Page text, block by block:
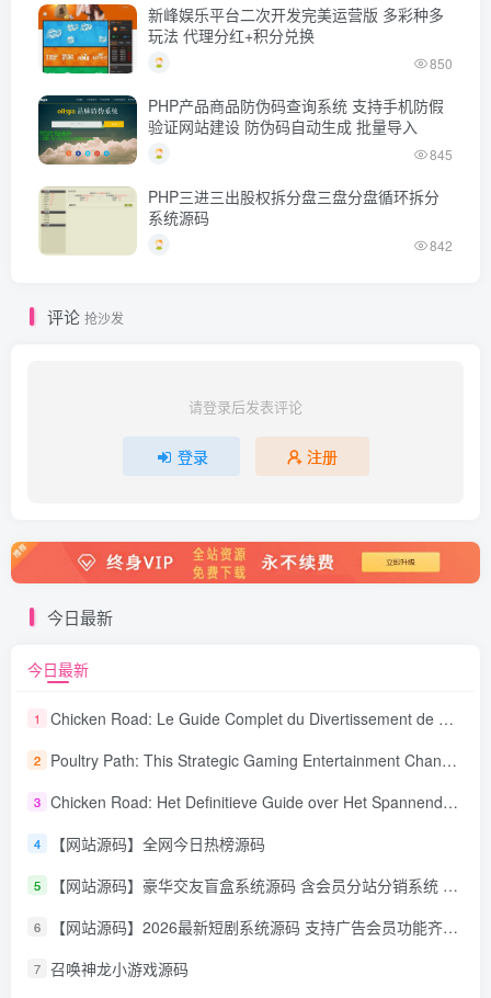
新峰娱乐平台二次开发完美运营版 多彩种多
玩法 代理分红+积分兑换
850
PHP产品商品防伪码查询系统 支持手机防假
验证网站建设 防伪码自动生成 批量导入
845
PHP三进三出股权拆分盘三盘分盘循环拆分
系统源码
842
评论 抢沙发
请登录后发表评论
登录 注册
今日最新
今日最新
1 Chicken Road: Le Guide Complet du Divertissement de Maison de Jeu Stratégique
2 Poultry Path: This Strategic Gaming Entertainment Changing Sequence Forecasting
3 Chicken Road: Het Definitieve Guide over Het Spannende Gokspel
4 【网站源码】全网今日热榜源码
5 【网站源码】豪华交友盲盒系统源码 含会员分站分销系统 可易支付
6 【网站源码】2026最新短剧系统源码 支持广告会员功能齐全短剧源码
7 召唤神龙小游戏源码